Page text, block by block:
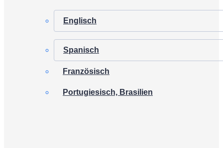
Englisch
Spanisch
Französisch
Portugiesisch, Brasilien